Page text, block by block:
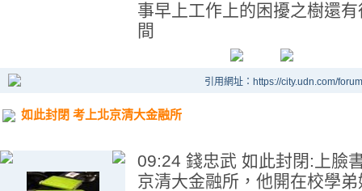
事早上工作上的困擾之樹還
間
引用網址：https://city.udn.com/
如此封閉 考上北京清大金融所
09:24 錢忠武 如此封閉:上臉
京清大金融所，他開在校學